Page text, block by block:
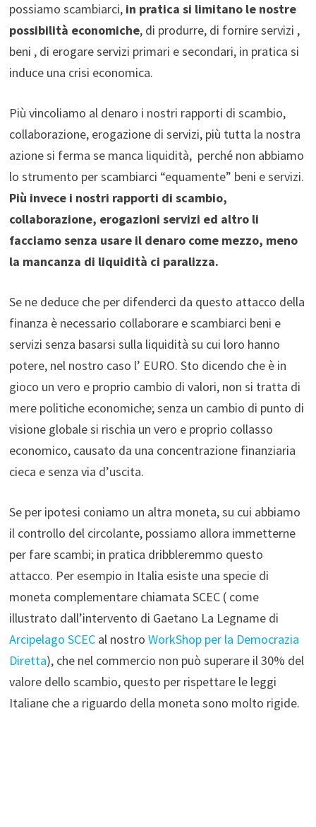
possiamo scambiarci, in pratica si limitano le nostre
possibilità economiche, di produrre, di fornire servizi ,
beni , di erogare servizi primari e secondari, in pratica si
induce una crisi economica.
Più vincoliamo al denaro i nostri rapporti di scambio,
collaborazione, erogazione di servizi, più tutta la nostra
azione si ferma se manca liquidità, perché non abbiamo
lo strumento per scambiarci “equamente” beni e servizi.
Più invece i nostri rapporti di scambio,
collaborazione, erogazioni servizi ed altro li
facciamo senza usare il denaro come mezzo, meno
la mancanza di liquidità ci paralizza.
Se ne deduce che per difenderci da questo attacco della
finanza è necessario collaborare e scambiarci beni e
servizi senza basarsi sulla liquidità su cui loro hanno
potere, nel nostro caso l’ EURO. Sto dicendo che è in
gioco un vero e proprio cambio di valori, non si tratta di
mere politiche economiche; senza un cambio di punto di
visione globale si rischia un vero e proprio collasso
economico, causato da una concentrazione finanziaria
cieca e senza via d’uscita.
Se per ipotesi coniamo un altra moneta, su cui abbiamo
il controllo del circolante, possiamo allora immetterne
per fare scambi; in pratica dribbleremmo questo
attacco. Per esempio in Italia esiste una specie di
moneta complementare chiamata SCEC ( come
illustrato dall’intervento di Gaetano La Legname di
Arcipelago SCECal nostro WorkShop per la Democrazia
Diretta), che nel commercio non può superare il 30% del
valore dello scambio, questo per rispettare le leggi
Italiane che a riguardo della moneta sono molto rigide.